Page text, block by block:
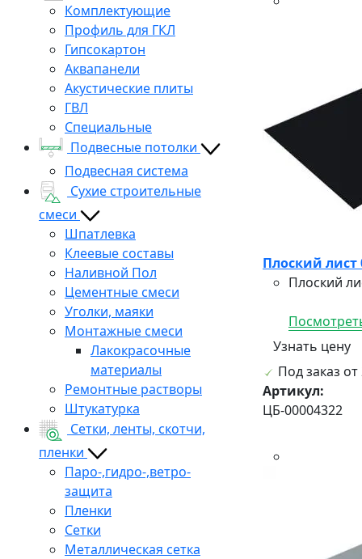
Комплектующие
Профиль для ГКЛ
Гипсокартон
Аквапанели
Акустические плиты
ГВЛ
Специальные
Подвесные потолки
Подвесная система
Сухие строительные
смеси
Шпатлевка
Клеевые составы
Наливной Пол
Цементные смеси
Уголки, маяки
Монтажные смеси
Лакокрасочные
материалы
Ремонтные растворы
Штукатурка
Сетки, ленты, скотчи,
пленки
Паро-,гидро-,ветро-
защита
Пленки
Сетки
Металлическая сетка
Плоский лист
Плоский
Узнать цену
Под заказ от
Артикул:
ЦБ-00004322